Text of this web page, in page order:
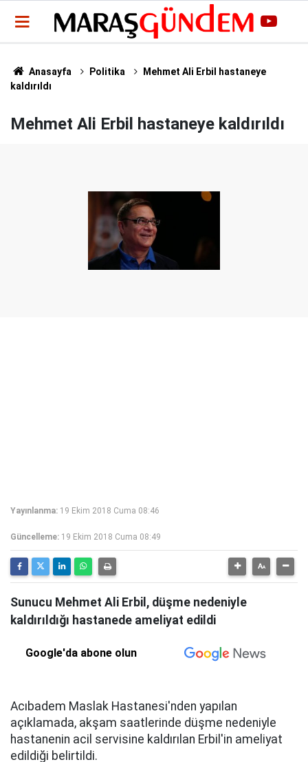
Anasayfa Politika
Mehmet Ali Erbil hastaneye
kaldırıldı
Mehmet Ali Erbil hastaneye kaldırıldı
Yayınlanma: 19 Ekim 2018 Cuma 08:46
Güncelleme: 19 Ekim 2018 Cuma 08:49
Sunucu Mehmet Ali Erbil, düşme nedeniyle
kaldırıldığı hastanede ameliyat edildi
Google'da abone olun
Acıbadem Maslak Hastanesi'nden yapılan
açıklamada, akşam saatlerinde düşme nedeniyle
hastanenin acil servisine kaldırılan Erbil'in ameliyat
edildiği belirtildi.